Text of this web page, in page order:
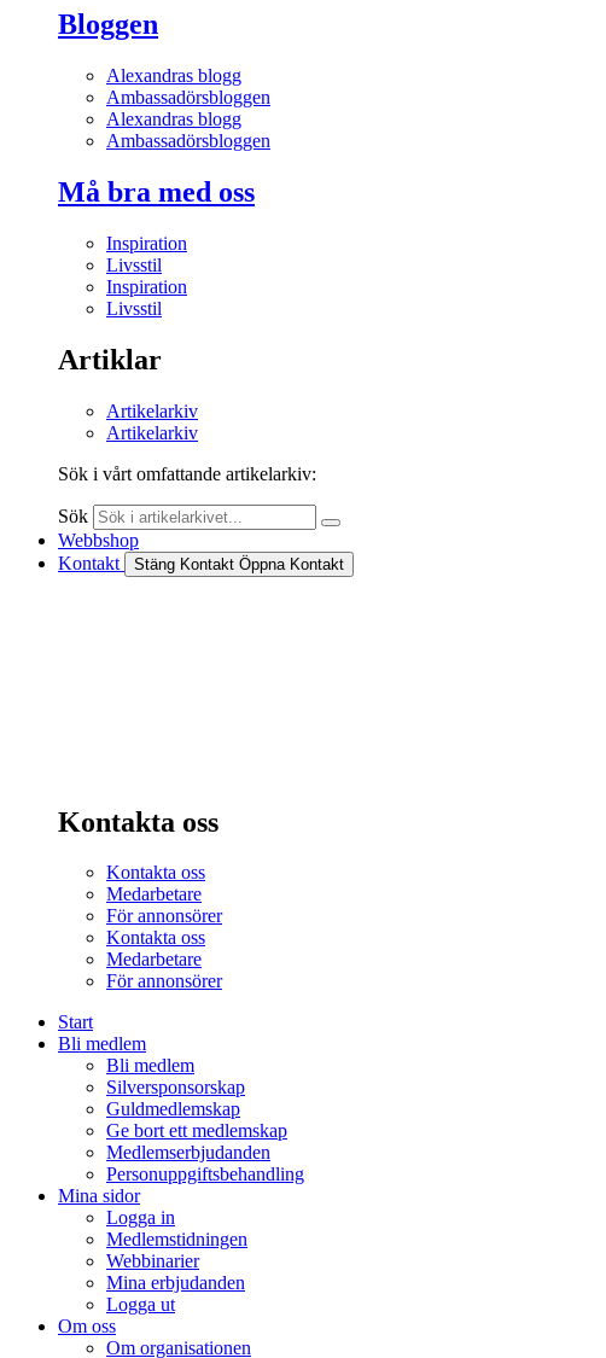
Bloggen
Alexandras blogg
Ambassadörsbloggen
Alexandras blogg
Ambassadörsbloggen
Må bra med oss
Inspiration
Livsstil
Inspiration
Livsstil
Artiklar
Artikelarkiv
Artikelarkiv
Sök i vårt omfattande artikelarkiv:
Sök
Webbshop
Kontakt
Stäng Kontakt Öppna Kontakt
Kontakta oss
Kontakta oss
Medarbetare
För annonsörer
Kontakta oss
Medarbetare
För annonsörer
Start
Bli medlem
Bli medlem
Silversponsorskap
Guldmedlemskap
Ge bort ett medlemskap
Medlemserbjudanden
Personuppgiftsbehandling
Mina sidor
Logga in
Medlemstidningen
Webbinarier
Mina erbjudanden
Logga ut
Om oss
Om organisationen